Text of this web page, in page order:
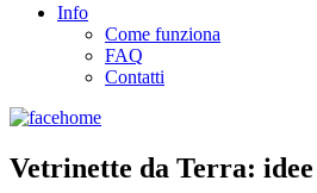
Info
Come funziona
FAQ
Contatti
Vetrinette da Terra: